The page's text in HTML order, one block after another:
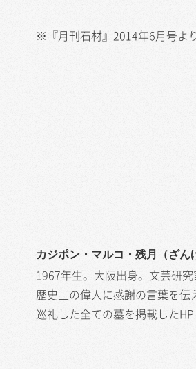
※『月刊石材』2014年6月号よ
カジポン・マルコ・残月（ざん
1967年生。大阪出身。文芸研究
歴史上の偉人に感謝の言葉を
巡礼した全ての墓を掲載した